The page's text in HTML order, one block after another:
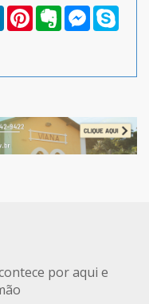
LinkedInPinterestEvernoteMessenger
por aqui e